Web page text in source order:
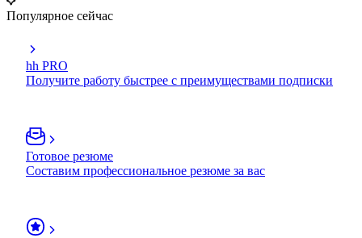
Популярное сейчас
hh PRO
Получите работу быстрее с преимуществами подписки
Готовое резюме
Составим профессиональное резюме за вас